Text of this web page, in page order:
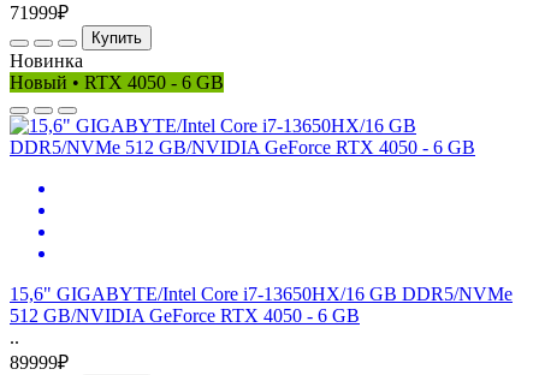
71999₽
Купить
Новинка
Новый • RTX 4050 - 6 GB
15,6" GIGABYTE/Intel Core i7-13650HX/16 GB DDR5/NVMe
512 GB/NVIDIA GeForce RTX 4050 - 6 GB
..
89999₽